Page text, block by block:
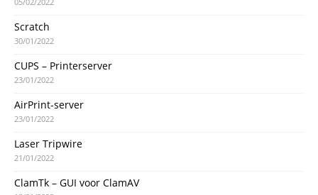
Scratch
30/01/2022
CUPS – Printerserver
23/01/2022
AirPrint-server
23/01/2022
Laser Tripwire
21/01/2022
ClamTk – GUI voor ClamAV